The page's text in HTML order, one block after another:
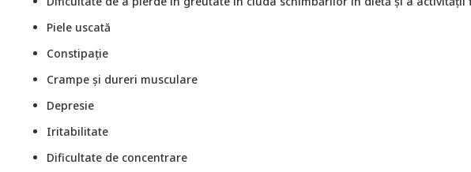
Piele uscată
Constipație
Crampe și dureri musculare
Depresie
Iritabilitate
Dificultate de concentrare